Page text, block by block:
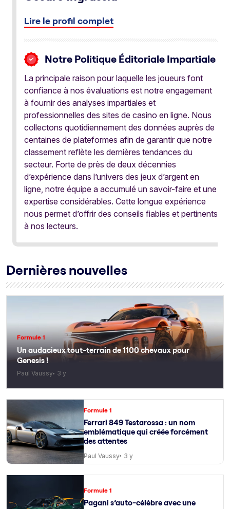
Lire le profil complet
Notre Politique Éditoriale Impartiale
La principale raison pour laquelle les joueurs font
confiance à nos évaluations est notre engagement
à fournir des analyses impartiales et
professionnelles des sites de casino en ligne. Nous
collectons quotidiennement des données auprès de
centaines de plateformes afin de garantir que notre
classement reflète les dernières tendances du
secteur. Forte de près de deux décennies
d’expérience dans l’univers des jeux d’argent en
ligne, notre équipe a accumulé un savoir-faire et une
expertise considérables. Cette longue expérience
nous permet d’offrir des conseils fiables et pertinents
à nos lecteurs.
Dernières nouvelles
Formule 1
Un audacieux tout-terrain de 1100 chevaux pour
Genesis !
Paul Vaussy 3 y
Formule 1
Ferrari 849 Testarossa : un nom
emblématique qui créée forcément
des attentes
Paul Vaussy 3 y
Formule 1
Pagani s’auto-célèbre avec une